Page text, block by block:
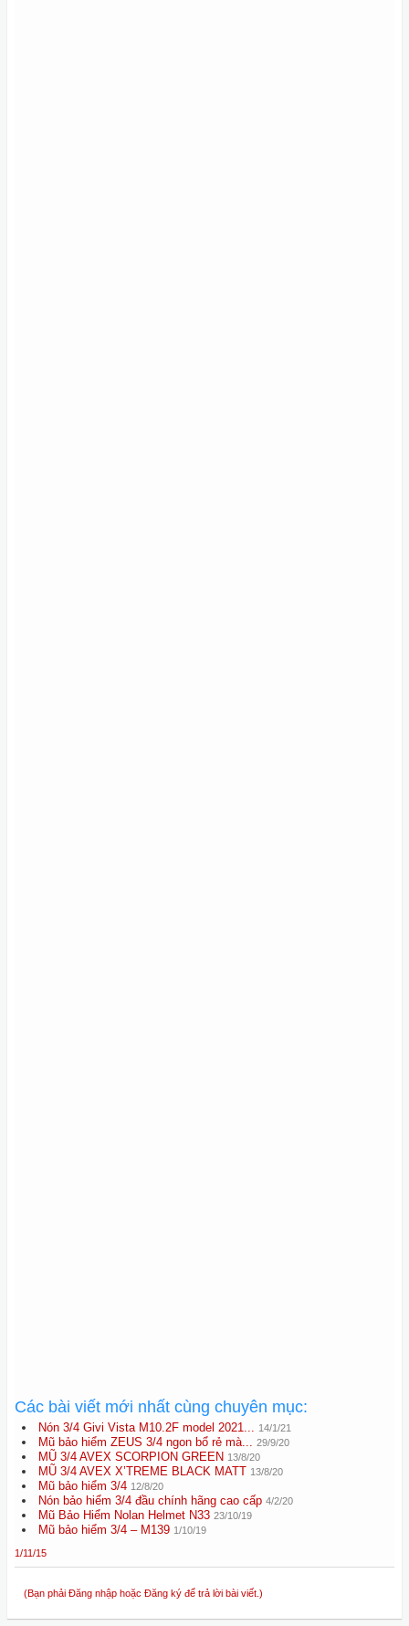
Các bài viết mới nhất cùng chuyên mục:
Nón 3/4 Givi Vista M10.2F model 2021... 14/1/21
Mũ bảo hiểm ZEUS 3/4 ngon bổ rẻ mà... 29/9/20
MŨ 3/4 AVEX SCORPION GREEN 13/8/20
MŨ 3/4 AVEX X’TREME BLACK MATT 13/8/20
Mũ bảo hiểm 3/4 12/8/20
Nón bảo hiểm 3/4 đầu chính hãng cao cấp 4/2/20
Mũ Bảo Hiểm Nolan Helmet N33 23/10/19
Mũ bảo hiểm 3/4 – M139 1/10/19
1/11/15
(Bạn phải Đăng nhập hoặc Đăng ký để trả lời bài viết.)